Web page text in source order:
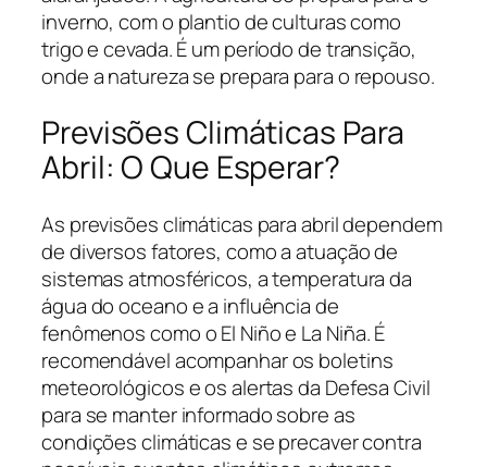
inverno, com o plantio de culturas como
trigo e cevada. É um período de transição,
onde a natureza se prepara para o repouso.
Previsões Climáticas Para
Abril: O Que Esperar?
As previsões climáticas para abril dependem
de diversos fatores, como a atuação de
sistemas atmosféricos, a temperatura da
água do oceano e a influência de
fenômenos como o El Niño e La Niña. É
recomendável acompanhar os boletins
meteorológicos e os alertas da Defesa Civil
para se manter informado sobre as
condições climáticas e se precaver contra